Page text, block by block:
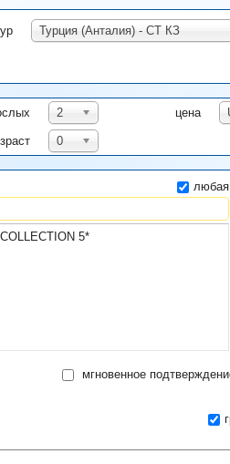
Турция (Анталия) - CT КЗ
2 цена
0
любая
5*
мгновенное